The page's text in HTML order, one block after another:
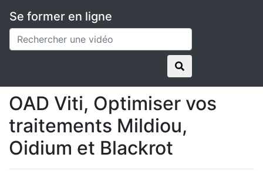
Se former en ligne
Applications Météus
OAD Viti, Optimiser vos traitements Mildiou, Oidium
OAD Viti, Optimiser vos
traitements Mildiou,
Oidium et Blackrot